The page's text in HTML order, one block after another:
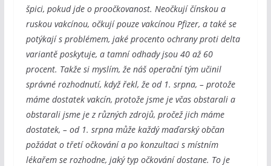
špici, pokud jde o proočkovanost. Neočkují čínskou a
ruskou vakcínou, očkují pouze vakcínou Pfizer, a také se
potýkají s problémem, jaké procento ochrany proti delta
variantě poskytuje, a tamní odhady jsou 40 až 60
procent. Takže si myslím, že náš operační tým učinil
správné rozhodnutí, když řekl, že od 1. srpna, – protože
máme dostatek vakcín, protože jsme je včas obstarali a
obstarali jsme je z různých zdrojů, pročež jich máme
dostatek, – od 1. srpna může každý maďarský občan
požádat o třetí očkování a po konzultaci s místním
lékařem se rozhodne, jaký typ očkování dostane. To je